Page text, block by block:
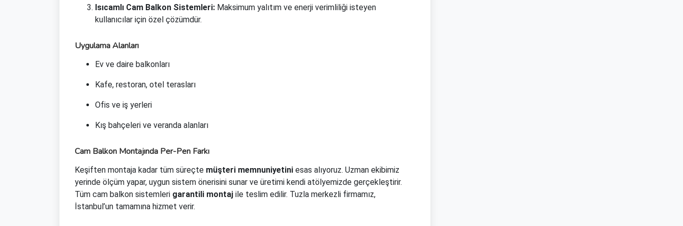
Isıcamlı Cam Balkon Sistemleri: Maksimum yalıtım ve enerji verimliliği isteyen
kullanıcılar için özel çözümdür.
Uygulama Alanları
Ev ve daire balkonları
Kafe, restoran, otel terasları
Ofis ve iş yerleri
Kış bahçeleri ve veranda alanları
Cam Balkon Montajında Per-Pen Farkı
Keşiften montaja kadar tüm süreçte müşteri memnuniyetini esas alıyoruz. Uzman ekibimiz
yerinde ölçüm yapar, uygun sistem önerisini sunar ve üretimi kendi atölyemizde gerçekleştirir.
Tüm cam balkon sistemleri garantili montaj ile teslim edilir. Tuzla merkezli firmamız,
İstanbul’un tamamına hizmet verir.